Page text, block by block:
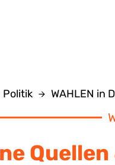
Politik WAHLEN in